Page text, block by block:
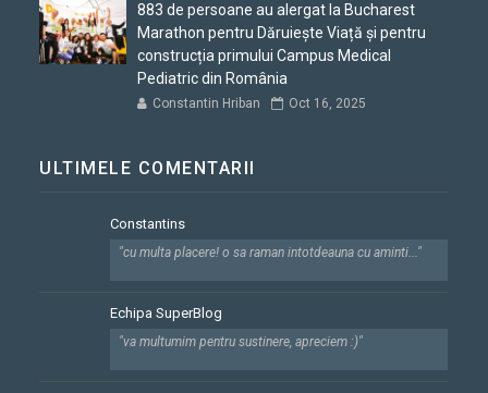
883 de persoane au alergat la Bucharest
Marathon pentru Dăruiește Viață și pentru
construcția primului Campus Medical
Pediatric din România
Constantin Hriban Oct 16, 2025
ULTIMELE COMENTARII
Constantins
"cu multa placere! o sa raman intotdeauna cu aminti..."
Echipa SuperBlog
"va multumim pentru sustinere, apreciem :)"